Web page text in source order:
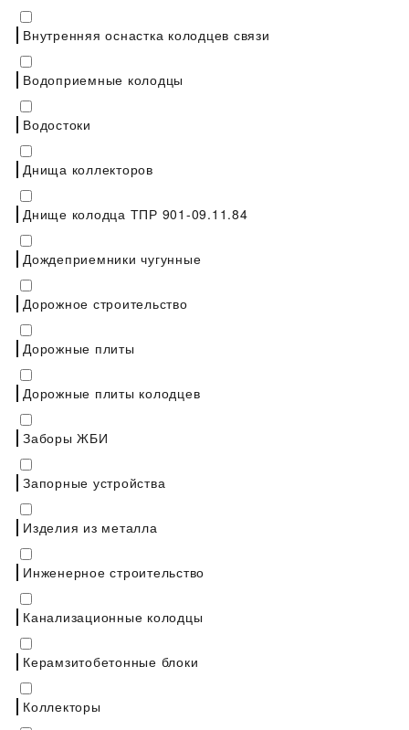
Внутренняя оснастка колодцев связи
Водоприемные колодцы
Водостоки
Днища коллекторов
Днище колодца ТПР 901-09.11.84
Дождеприемники чугунные
Дорожное строительство
Дорожные плиты
Дорожные плиты колодцев
Заборы ЖБИ
Запорные устройства
Изделия из металла
Инженерное строительство
Канализационные колодцы
Керамзитобетонные блоки
Коллекторы